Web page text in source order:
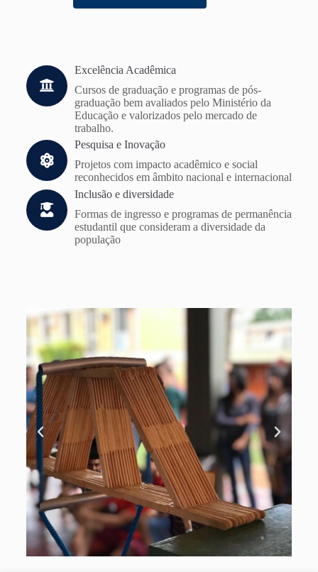
Excelência Acadêmica
Cursos de graduação e programas de pós-
graduação bem avaliados pelo Ministério da
Educação e valorizados pelo mercado de
trabalho.
Pesquisa e Inovação
Projetos com impacto acadêmico e social
reconhecidos em âmbito nacional e internacional
Inclusão e diversidade
Formas de ingresso e programas de permanência
estudantil que consideram a diversidade da
população